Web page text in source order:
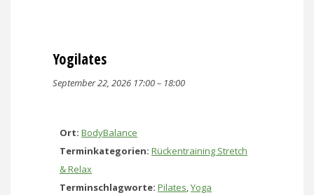
Yogilates
September 22, 2026 17:00– 18:00
Ort: BodyBalance
Terminkategorien: Rückentraining Stretch
& Relax
Terminschlagworte: Pilates,Yoga